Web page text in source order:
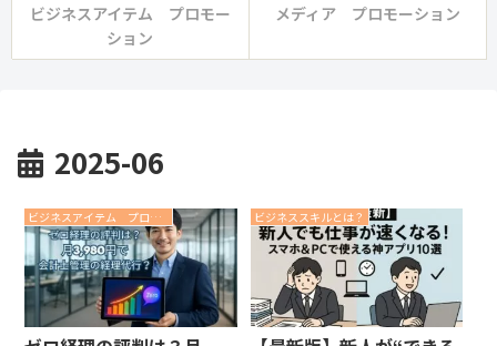
ビジネスアイテム プロモー
ション
メディア プロモーション
2025-06
ビジネスアイテム プロモーション ビジネススキルとは？